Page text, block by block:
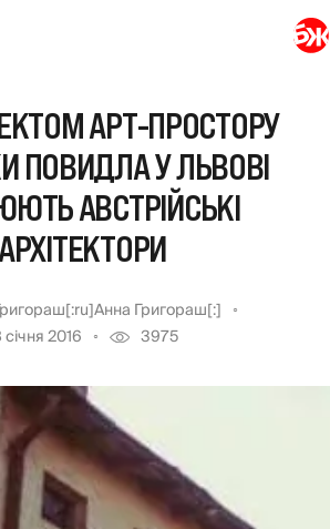
АРТ-ПРОСТОРУ
ПОВИДЛА У ЛЬВОВІ
АВСТРІЙСЬКІ
АРХІТЕКТОРИ
Григораш[:]
січня 2016
3975